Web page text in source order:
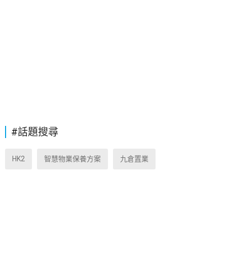
#話題搜尋
HK2 智慧物業保養方案 九倉置業